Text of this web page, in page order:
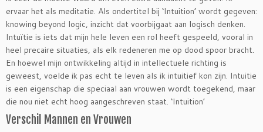
ervaar het als meditatie. Als ondertitel bij ‘Intuition’ wordt gegeven:
knowing beyond logic, inzicht dat voorbijgaat aan logisch denken.
Intuïtie is iets dat mijn hele leven een rol heeft gespeeld, vooral in
heel precaire situaties, als elk redeneren me op dood spoor bracht.
En hoewel mijn ontwikkeling altijd in intellectuele richting is
geweest, voelde ik pas echt te leven als ik intuitief kon zijn. Intuitie
is een eigenschap die speciaal aan vrouwen wordt toegekend, maar
die nou niet echt hoog aangeschreven staat. ‘Intuition’
Verschil Mannen en Vrouwen